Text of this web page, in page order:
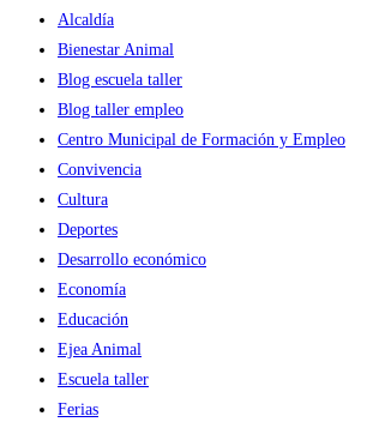
Alcaldía
Bienestar Animal
Blog escuela taller
Blog taller empleo
Centro Municipal de Formación y Empleo
Convivencia
Cultura
Deportes
Desarrollo económico
Economía
Educación
Ejea Animal
Escuela taller
Ferias